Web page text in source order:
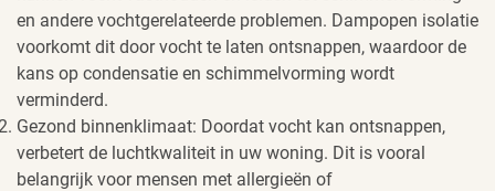
en andere vochtgerelateerde problemen. Dampopen isolatie
voorkomt dit door vocht te laten ontsnappen, waardoor de
kans op condensatie en schimmelvorming wordt
verminderd.
Gezond binnenklimaat: Doordat vocht kan ontsnappen,
verbetert de luchtkwaliteit in uw woning. Dit is vooral
belangrijk voor mensen met allergieën of